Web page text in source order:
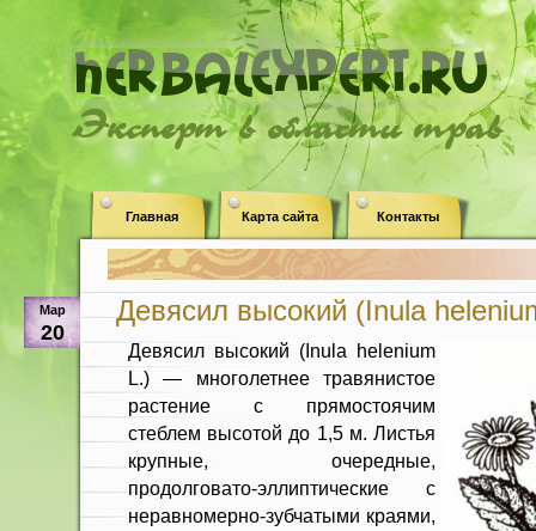
Эксперт в области трав
Главная Карта сайта Контакты
Мар
20
Девясил высокий (Inula
Девясил высокий (Inula helenium
L.) — многолетнее травянистое
растение с прямостоячим
стеблем высотой до 1,5 м. Листья
крупные, очередные,
продолговато-эллиптические с
неравномерно-зубчатыми краями,